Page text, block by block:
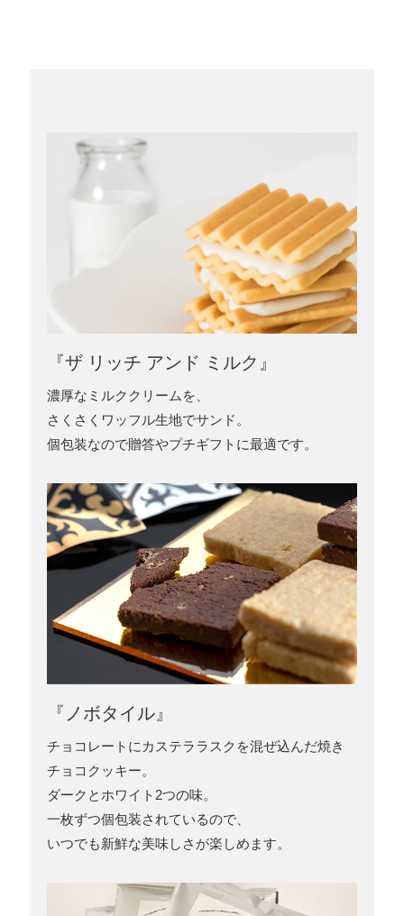
『ザ リッチ アンド ミルク』
濃厚なミルククリームを、
さくさくワッフル生地でサンド。
個包装なので贈答やプチギフトに最適です。
『ノボタイル』
チョコレートにカステララスクを混ぜ込んだ焼き
チョコクッキー。
ダークとホワイト2つの味。
一枚ずつ個包装されているので、
いつでも新鮮な美味しさが楽しめます。